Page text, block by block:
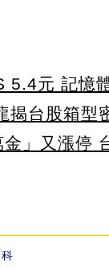
5.4元 記憶
揭台股箱型
」又漲停